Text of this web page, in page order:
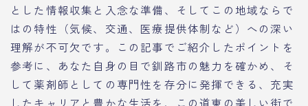
とした情報収集と入念な準備、そしてこの地域ならで
はの特性（気候、交通、医療提供体制など）への深い
理解が不可欠です。この記事でご紹介したポイントを
参考に、あなた自身の目で釧路市の魅力を確かめ、そ
して薬剤師としての専門性を存分に発揮できる、充実
したキャリアと豊かな生活を、この道東の美しい街で